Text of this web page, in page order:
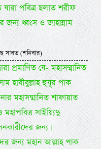
পবিত্র ছলাত শরীফ
জন্য ধ্বংস ও জাহান্নাম
(শনিবার)
প্রমাণিত যে- মহাসম্মানিত
হাবীবুল্লাহ হুযূর পাক
মহাসম্মানিত শাফায়াত
সাইয়্যিদু
জন্য।
জন্য মহান আল্লাহ পাক